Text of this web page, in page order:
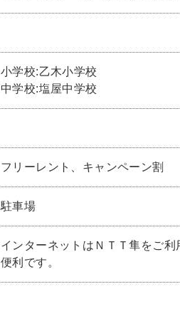
小学校:乙木小学校
中学校:塩屋中学校
フリーレント、キャンペーン割
駐車場
インターネットはＮＴＴ隼をご
便利です。